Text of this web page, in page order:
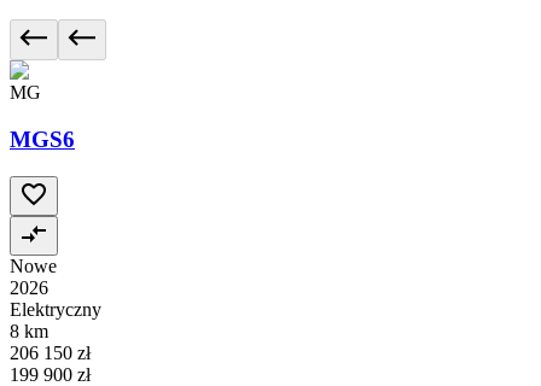
MG
MGS6
Nowe
2026
Elektryczny
8 km
206 150 zł
199 900 zł